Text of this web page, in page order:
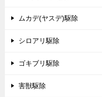
ムカデ(ヤスデ)駆除
シロアリ駆除
ゴキブリ駆除
害獣駆除